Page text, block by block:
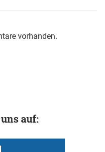
vorhanden.
auf: